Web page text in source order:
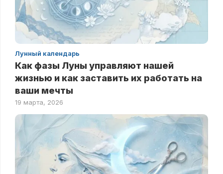
Лунный календарь
Как фазы Луны управляют нашей
жизнью и как заставить их работать на
ваши мечты
19 марта, 2026